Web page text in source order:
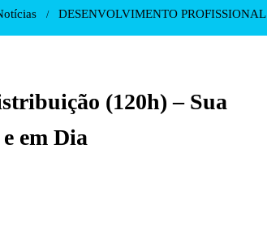
DESENVOLVIMENTO PROFISSIONAL
(120h) – Sua
em Dia